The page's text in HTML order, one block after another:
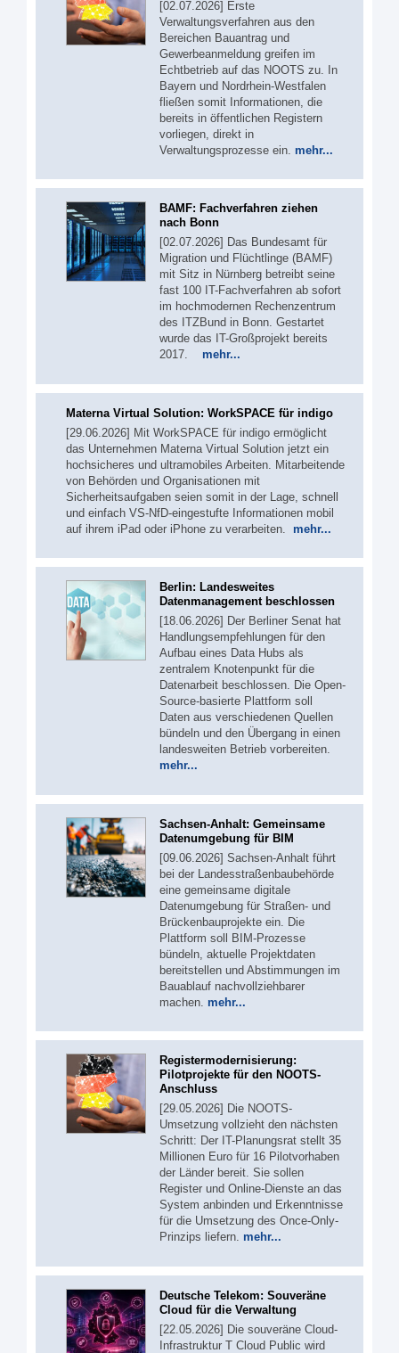
[02.07.2026] Erste
Verwaltungsverfahren aus den
Bereichen Bauantrag und
Gewerbeanmeldung greifen im
Echtbetrieb auf das NOOTS zu. In
Bayern und Nordrhein-Westfalen
fließen somit Informationen, die
bereits in öffentlichen Registern
vorliegen, direkt in
Verwaltungsprozesse ein. mehr...
BAMF: Fachverfahren ziehen
nach Bonn
[02.07.2026] Das Bundesamt für
Migration und Flüchtlinge (BAMF)
mit Sitz in Nürnberg betreibt seine
fast 100 IT-Fachverfahren ab sofort
im hochmodernen Rechenzentrum
des ITZBund in Bonn. Gestartet
wurde das IT-Großprojekt bereits
2017. mehr...
Materna Virtual Solution: WorkSPACE für indigo
[29.06.2026] Mit WorkSPACE für indigo ermöglicht
das Unternehmen Materna Virtual Solution jetzt ein
hochsicheres und ultramobiles Arbeiten. Mitarbeitende
von Behörden und Organisationen mit
Sicherheitsaufgaben seien somit in der Lage, schnell
und einfach VS-NfD-eingestufte Informationen mobil
auf ihrem iPad oder iPhone zu verarbeiten. mehr...
Berlin: Landesweites
Datenmanagement beschlossen
[18.06.2026] Der Berliner Senat hat
Handlungsempfehlungen für den
Aufbau eines Data Hubs als
zentralem Knotenpunkt für die
Datenarbeit beschlossen. Die Open-
Source-basierte Plattform soll
Daten aus verschiedenen Quellen
bündeln und den Übergang in einen
landesweiten Betrieb vorbereiten.
mehr...
Sachsen-Anhalt: Gemeinsame
Datenumgebung für BIM
[09.06.2026] Sachsen-Anhalt führt
bei der Landesstraßenbaubehörde
eine gemeinsame digitale
Datenumgebung für Straßen- und
Brückenbauprojekte ein. Die
Plattform soll BIM-Prozesse
bündeln, aktuelle Projektdaten
bereitstellen und Abstimmungen im
Bauablauf nachvollziehbarer
machen. mehr...
Registermodernisierung:
Pilotprojekte für den NOOTS-
Anschluss
[29.05.2026] Die NOOTS-
Umsetzung vollzieht den nächsten
Schritt: Der IT-Planungsrat stellt 35
Millionen Euro für 16 Pilotvorhaben
der Länder bereit. Sie sollen
Register und Online-Dienste an das
System anbinden und Erkenntnisse
für die Umsetzung des Once-Only-
Prinzips liefern. mehr...
Deutsche Telekom: Souveräne
Cloud für die Verwaltung
[22.05.2026] Die souveräne Cloud-
Infrastruktur T Cloud Public wird